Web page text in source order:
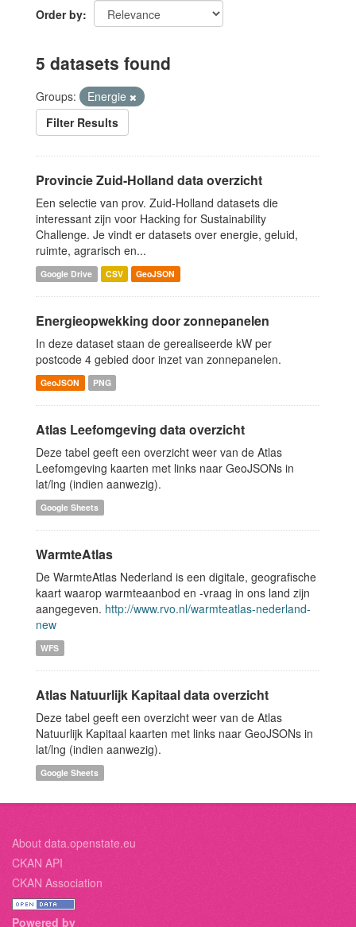
Order by
5 datasets found
Groups:
Energie
Filter Results
Provincie Zuid-Holland data overzicht
Een selectie van prov. Zuid-Holland datasets die
interessant zijn voor Hacking for Sustainability
Challenge. Je vindt er datasets over energie, geluid,
ruimte, agrarisch en...
Google Drive CSV GeoJSON
Energieopwekking door zonnepanelen
In deze dataset staan de gerealiseerde kW per
postcode 4 gebied door inzet van zonnepanelen.
GeoJSON PNG
Atlas Leefomgeving data overzicht
Deze tabel geeft een overzicht weer van de Atlas
Leefomgeving kaarten met links naar GeoJSONs in
lat/lng (indien aanwezig).
Google Sheets
WarmteAtlas
De WarmteAtlas Nederland is een digitale, geografische
kaart waarop warmteaanbod en -vraag in ons land zijn
aangegeven. http://www.rvo.nl/warmteatlas-nederland-
new
WFS
Atlas Natuurlijk Kapitaal data overzicht
Deze tabel geeft een overzicht weer van de Atlas
Natuurlijk Kapitaal kaarten met links naar GeoJSONs in
lat/lng (indien aanwezig).
Google Sheets
About data.openstate.eu
CKAN API
CKAN Association
Powered by